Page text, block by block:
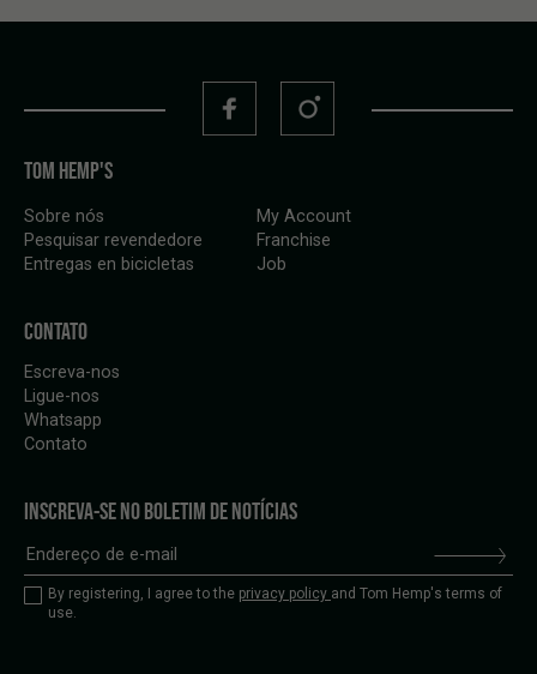
TOM HEMP'S
Sobre nós
Pesquisar revendedore
Entregas en bicicletas
My Account
Franchise
Job
CONTATO
Escreva-nos
Ligue-nos
Whatsapp
Contato
INSCREVA-SE NO BOLETIM DE NOTÍCIAS
By registering, I agree to the privacy policy and Tom Hemp's terms of
use.